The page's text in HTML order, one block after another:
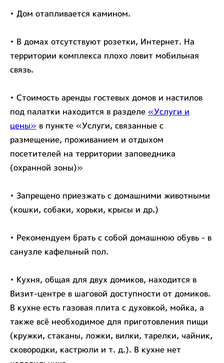
• Дом отапливается камином.
• В домах отсутствуют розетки, Интернет. На
территории комплекса плохо ловит мобильная
связь.
• Стоимость аренды гостевых домов и настилов
под палатки находится в разделе «Услуги и
цены» в пункте «Услуги, связанные с
размещение, проживанием и отдыхом
посетителей на территории заповедника
(охранной зоны)»
• Запрещено приезжать с домашними животными
(кошки, собаки, хорьки, крысы и др.)
• Рекомендуем брать с собой домашнюю обувь - в
санузле кафельный пол.
• Кухня, общая для двух домиков, находится в
Визит-центре в шаговой доступности от домиков.
В кухне есть газовая плита с духовкой, мойка, а
также всё необходимое для приготовления пищи
(кружки, стаканы, ложки, вилки, тарелки, чайник,
сковородки, кастрюли и т. д.). В кухне нет